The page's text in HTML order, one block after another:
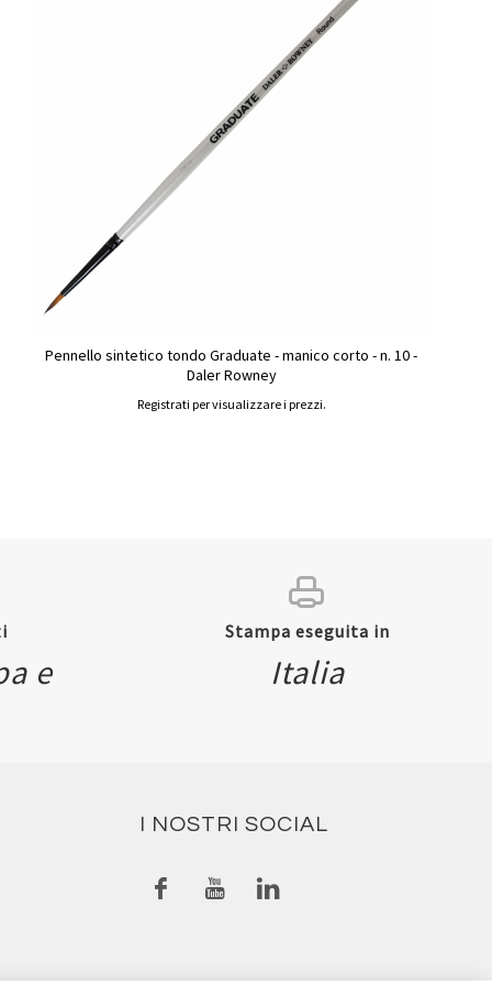
Pennello sintetico tondo Graduate - manico corto - n. 10 -
Daler Rowney
Registrati per visualizzare i prezzi.
e
Stampa eseguita in
Italia
I NOSTRI SOCIAL